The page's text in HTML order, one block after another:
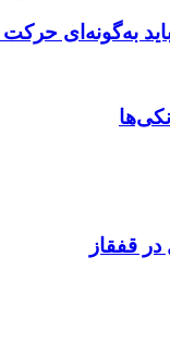
به‌گونه‌ای
قفقاز